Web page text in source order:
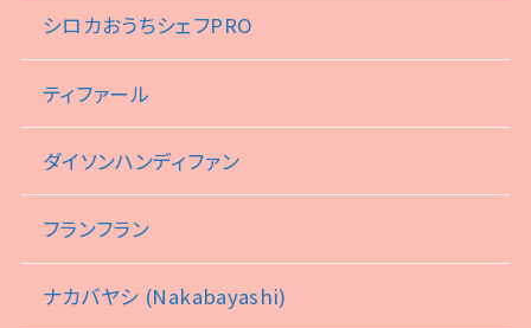
シロカおうちシェフPRO
ティファール
ダイソンハンディファン
フランフラン
ナカバヤシ (Nakabayashi)